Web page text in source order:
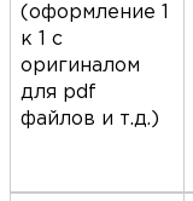
(оформление 1
к 1 с
оригиналом
для pdf
файлов и т.д.)